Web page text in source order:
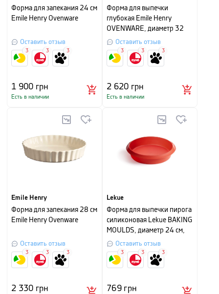
Форма для запекания 24 см
Emile Henry Ovenware
Оставить отзыв
1 900 грн
Есть в наличии
3 3 3
Форма для выпечки
глубокая Emile Henry
OVENWARE, диаметр 32
см, красный
Оставить отзыв
2 620 грн
Есть в наличии
3 3 3
Emile Henry
Форма для запекания 28 см
Emile Henry Ovenware
Оставить отзыв
2 330 грн
3 3 3
Lekue
Форма для выпечки пирога
силиконовая Lekue BAKING
MOULDS, диаметр 24 см,
красный
Оставить отзыв
769грн
3 3 3